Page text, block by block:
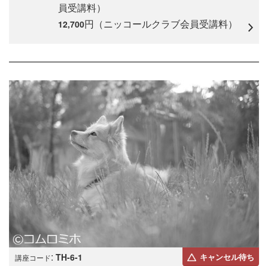
員受講料）
12,700円（ニッコールクラブ会員受講料）
講座コード: TH-6-1 キャンセル待ち